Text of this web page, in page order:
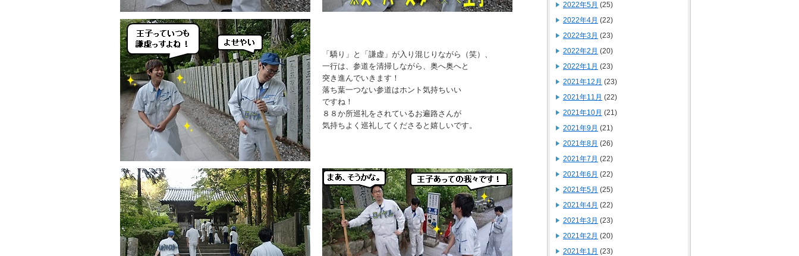
「驕り」と「謙虚」が入り混じりながら（笑）、
一行は、参道を清掃しながら、奥へ奥へと
突き進んでいきます！
落ち葉一つない参道はホント気持ちいい
ですね！
８８か所巡礼をされているお遍路さんが
気持ちよく巡礼してくださると嬉しいです。
2022年5月 (25)
2022年4月 (22)
2022年3月 (23)
2022年2月 (20)
2022年1月 (23)
2021年12月 (23)
2021年11月 (22)
2021年10月 (21)
2021年9月 (21)
2021年8月 (26)
2021年7月 (22)
2021年6月 (22)
2021年5月 (25)
2021年4月 (22)
2021年3月 (23)
2021年2月 (20)
2021年1月 (23)